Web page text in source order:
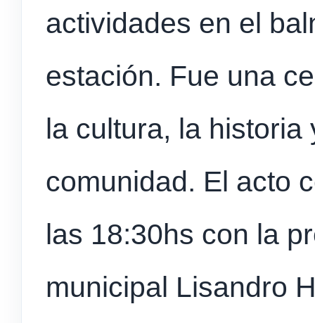
actividades en el
estación. Fue una
la cultura, la historia
comunidad. El acto
las 18:30hs con la
municipal Lisandro